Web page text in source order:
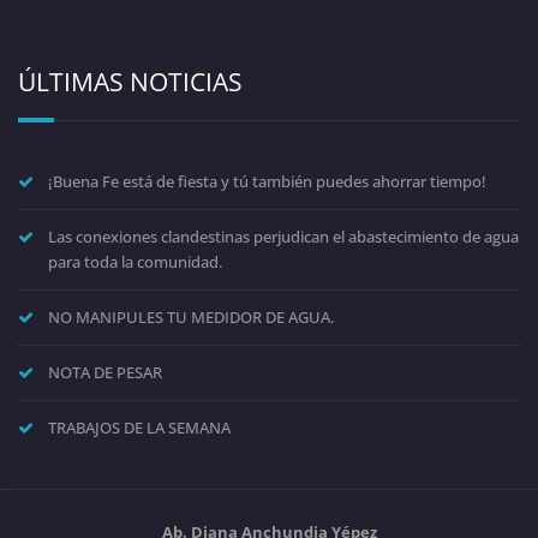
ÚLTIMAS NOTICIAS
¡Buena Fe está de fiesta y tú también puedes ahorrar tiempo!
Las conexiones clandestinas perjudican el abastecimiento de agua
para toda la comunidad.
NO MANIPULES TU MEDIDOR DE AGUA.
NOTA DE PESAR
TRABAJOS DE LA SEMANA
Ab. Diana Anchundia Yépez